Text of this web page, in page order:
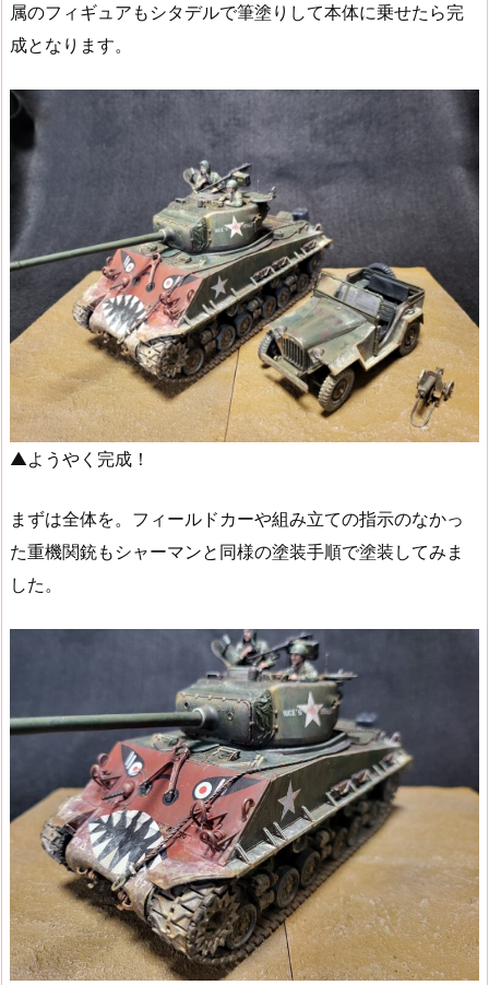
属のフィギュアもシタデルで筆塗りして本体に乗せたら完
成となります。
▲ようやく完成！
まずは全体を。フィールドカーや組み立ての指示のなかっ
た重機関銃もシャーマンと同様の塗装手順で塗装してみま
した。